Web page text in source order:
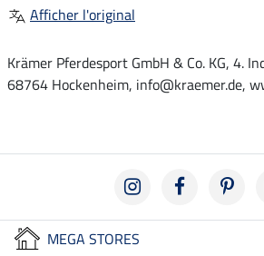
Afficher l'original
Krämer Pferdesport GmbH & Co. KG, 4.
68764 Hockenheim, info@kraemer.de,
MEGA STORES